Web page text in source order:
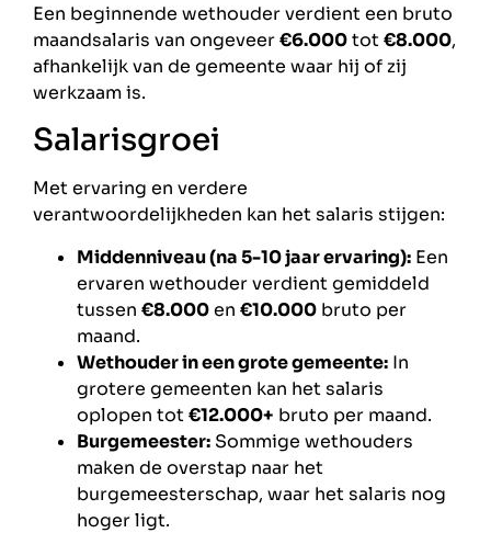
Een beginnende wethouder verdient een bruto
maandsalaris van ongeveer€6.000tot€8.000,
afhankelijk van de gemeente waar hij of zij
werkzaam is.
Salarisgroei
Met ervaring en verdere
verantwoordelijkheden kan het salaris stijgen:
Middenniveau (na 5-10 jaar ervaring): Een
ervaren wethouder verdient gemiddeld
tussen €8.000en €10.000 bruto per
maand.
Wethouder in een grote gemeente: In
grotere gemeenten kan het salaris
oplopen tot€12.000+ bruto per maand.
Burgemeester: Sommige wethouders
maken de overstap naar het
burgemeesterschap, waar het salaris nog
hoger ligt.